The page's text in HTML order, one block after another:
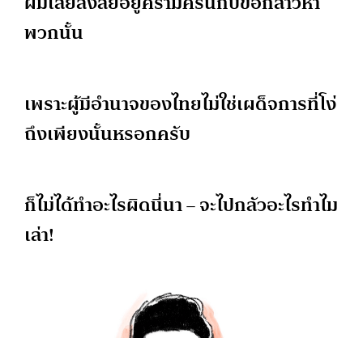
พวกนั้น
เพราะผู้มีอำนาจของไทยไม่ใช่เผด็จการที่โง่
ถึงเพียงนั้นหรอกครับ
ก็ไม่ได้ทำอะไรผิดนี่นา – จะไปกลัวอะไรทำไม
เล่า!